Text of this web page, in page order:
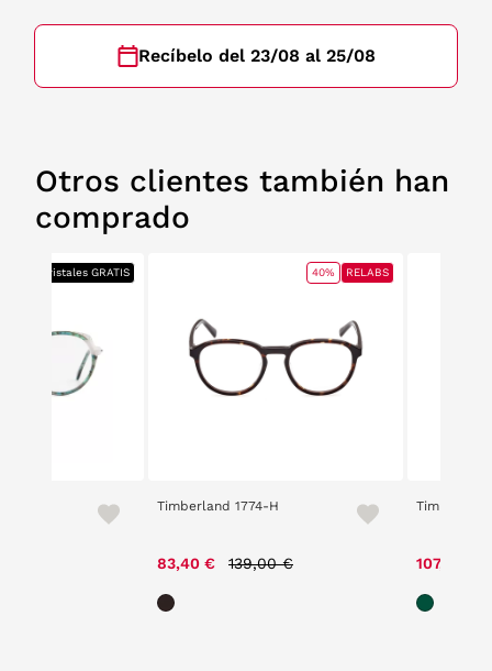
Recíbelo del 23/08 al 25/08
Otros clientes también han
comprado
+ Cristales GRATIS
Timberland 1774-H
83,40 € 139,00 €
40% RELABS
Timberland
107,20 €